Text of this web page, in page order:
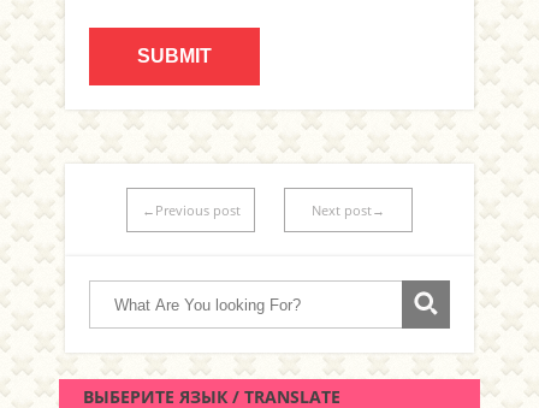
←Previous post Next post→
ВЫБЕРИТЕ ЯЗЫК / TRANSLATE